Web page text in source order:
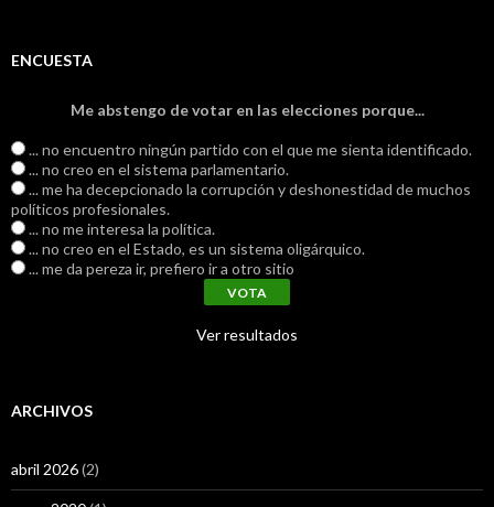
ENCUESTA
Me abstengo de votar en las elecciones porque...
... no encuentro ningún partido con el que me sienta identificado.
... no creo en el sistema parlamentario.
... me ha decepcionado la corrupción y deshonestidad de muchos
políticos profesionales.
... no me interesa la política.
... no creo en el Estado, es un sistema oligárquico.
... me da pereza ir, prefiero ir a otro sitio
Ver resultados
ARCHIVOS
abril 2026(2)